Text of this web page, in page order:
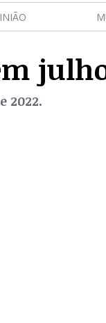
2022.